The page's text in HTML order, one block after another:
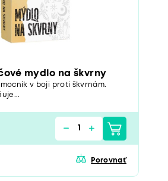
mydlo na škvrny
v boji proti škvrnám.
Porovnať